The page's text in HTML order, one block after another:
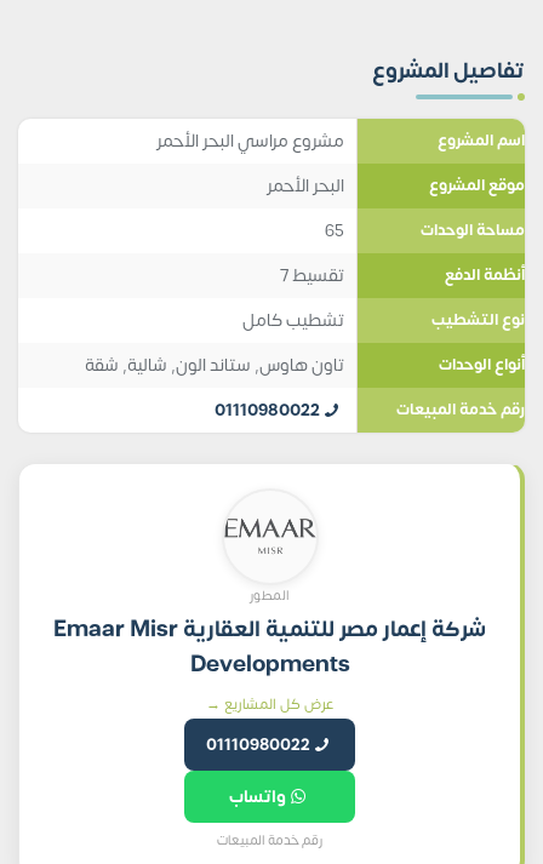
تفاصيل المشروع
اسم المشروع مشروع مراسي البحر الأحمر
موقع المشروع البحر الأحمر
مساحة الوحدات 65
أنظمة الدفع تقسيط 7
نوع التشطيب تشطيب كامل
أنواع الوحدات تاون هاوس, ستاند الون, شالية, شقة
رقم خدمة المبيعات 01110980022
المطور
شركة إعمار مصر للتنمية العقارية Emaar Misr
Developments
عرض كل المشاريع →
01110980022
واتساب
رقم خدمة المبيعات